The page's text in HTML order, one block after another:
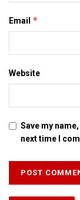
Email *
Website
Save my
next time I